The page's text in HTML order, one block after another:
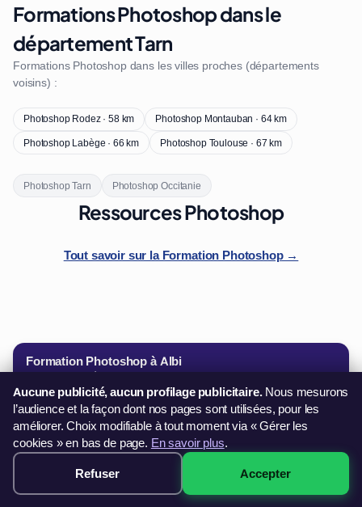
Formations Photoshop dans le
département Tarn
Formations Photoshop dans les villes proches (départements
voisins) :
Photoshop Rodez · 58 km
Photoshop Montauban · 64 km
Photoshop Labège · 66 km
Photoshop Toulouse · 67 km
Photoshop Tarn Photoshop Occitanie
Ressources Photoshop
Tout savoir sur la Formation Photoshop →
Formation Photoshop à Albi
Achat Direct · Démarrage 48h
Dès 249€
CB · PayPal · 3× sans frais
✓ 4 formules de 14h à 28h
✓ Suivi pédagogique individuel
M'inscrire immédiatement →
349€ · Voir les sessions →
Aucune publicité, aucun profilage publicitaire.Nous mesurons
l’audience et la façon dont nos pages sont utilisées, pour les
améliorer. Choix modifiable à tout moment via « Gérer les
cookies » en bas de page. En savoir plus.
Refuser Accepter